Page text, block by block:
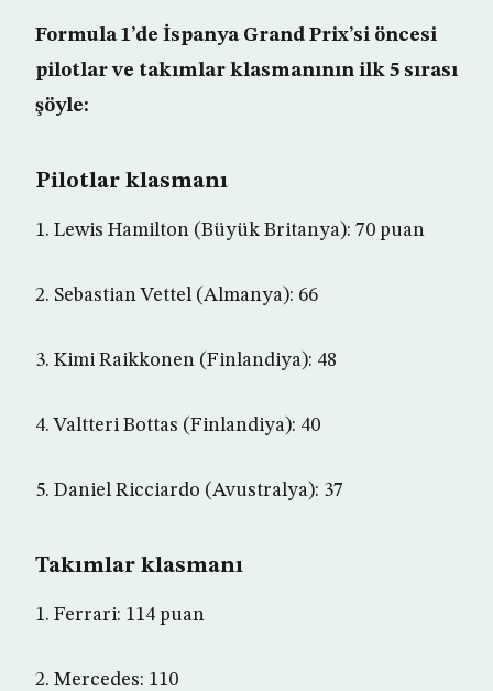
Formula 1’de İspanya Grand Prix’si öncesi
pilotlar ve takımlar klasmanının ilk 5 sırası
şöyle:
Pilotlar klasmanı
1. Lewis Hamilton (Büyük Britanya): 70 puan
2. Sebastian Vettel (Almanya): 66
3. Kimi Raikkonen (Finlandiya): 48
4. Valtteri Bottas (Finlandiya): 40
5. Daniel Ricciardo (Avustralya): 37
Takımlar klasmanı
1. Ferrari: 114 puan
2. Mercedes: 110